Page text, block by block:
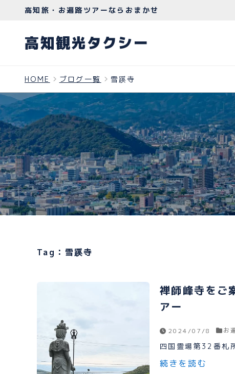
高知旅・お遍路ツアーならおまかせ
高知観光タクシー
HOME ブログ一覧 雪蹊寺
Tag：雪蹊寺
禅師峰寺をご
アー
2024/07/8 お
四国霊場第32番札
続きを読む